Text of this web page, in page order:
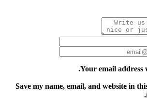
Your email address
Save my name, email, and website in